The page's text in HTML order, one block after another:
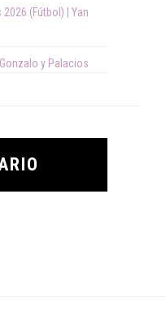
2026 (Fútbol) | Yan
y Palacios